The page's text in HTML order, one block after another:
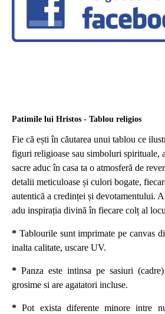
Patimile lui Hristos - Tablou religios
Fie că ești în căutarea unui tablou ce
figuri religioase sau simboluri spirituale,
sacre aduc în casa ta o atmosferă de
detalii meticuloase și culori bogate,
autentică a credinței și devotamentului.
adu inspirația divină în fiecare colț al
* Tablourile sunt imprimate pe canvas
inalta calitate, uscare UV.
* Panza este intinsa pe sasiuri
grosime si are agatatori incluse.
*Pot exista diferente minore intre